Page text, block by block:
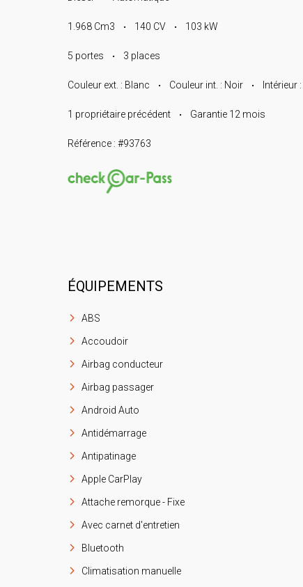
1.968 Cm3 • 140 CV • 103 kW
5 portes • 3 places
Couleur ext. : Blanc • Couleur int. : Noir • Intérieur
1 propriétaire précédent • Garantie 12 mois
Référence : #93763
ÉQUIPEMENTS
ABS
Accoudoir
Airbag conducteur
Airbag passager
Android Auto
Antidémarrage
Antipatinage
Apple CarPlay
Attache remorque - Fixe
Avec carnet d'entretien
Bluetooth
Climatisation manuelle